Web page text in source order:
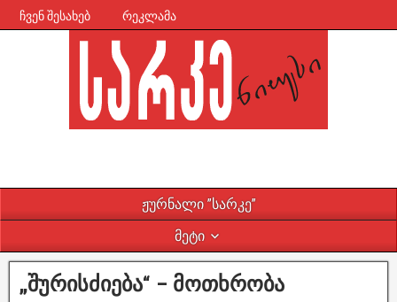
ჩვენ შესახებ რეკლამა
ჟურნალი ”სარკე”
მეტი
„შურისძიება“ – მოთხრობა